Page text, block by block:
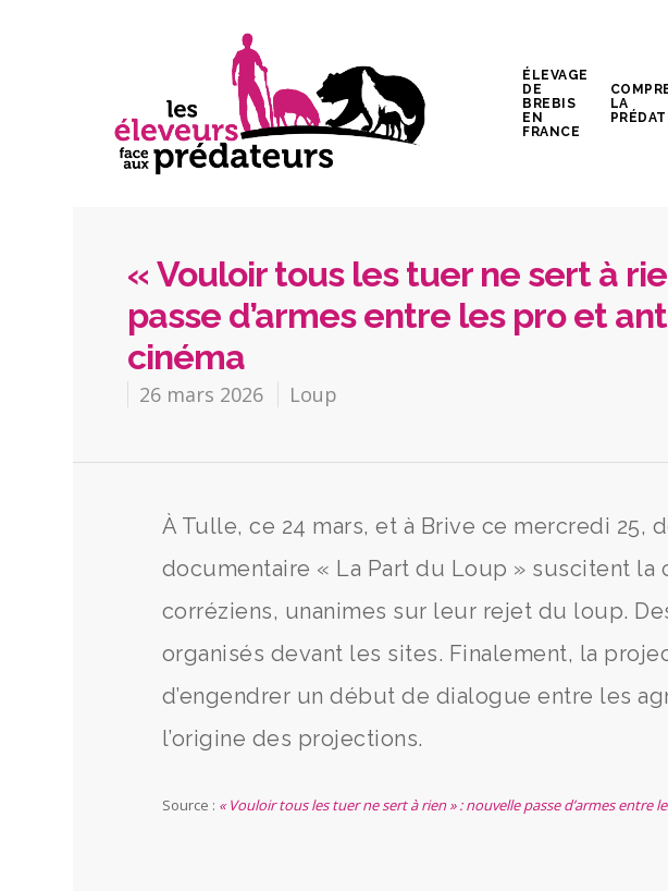
ÉLEVAGE
DE
BREBIS
EN
FRANCE
LA
« Vouloir tous les tuer ne sert à
passe d’armes entre les pro et
cinéma
26 mars 2026 Loup
À Tulle, ce 24 mars, et à Brive ce mercredi 25,
documentaire « La Part du Loup » suscitent la
corréziens, unanimes sur leur rejet du loup.
organisés devant les sites. Finalement, la
d’engendrer un début de dialogue entre les
l’origine des projections.
Source : « Vouloir tous les tuer ne sert à rien » : nouvelle passe d’armes entre